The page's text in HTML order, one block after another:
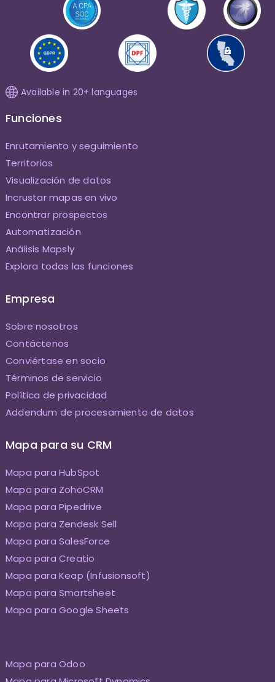
Available in 20+ languages
Funciones
Enrutamiento y seguimiento
Territorios
Visualización de datos
Incrustar mapas en vivo
Encontrar prospectos
Automatización
Análisis Mapsly
Explora todas las funciones
Empresa
Sobre nosotros
Contáctenos
Conviértase en socio
Términos de servicio
Política de privacidad
Addendum de procesamiento de datos
Mapa para su CRM
Mapa para HubSpot
Mapa para ZohoCRM
Mapa para Pipedrive
Mapa para Zendesk Sell
Mapa para SalesForce
Mapa para Creatio
Mapa para Keap (Infusionsoft)
Mapa para Smartsheet
Mapa para Google Sheets
Mapa para Odoo